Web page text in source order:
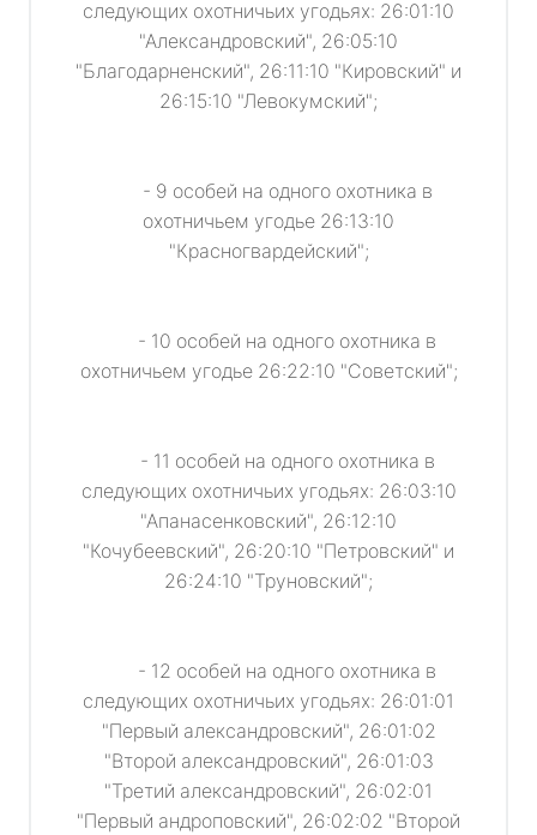
следующих охотничьих угодьях: 26:01:10
"Александровский", 26:05:10
"Благодарненский", 26:11:10 "Кировский" и
26:15:10 "Левокумский";
- 9 особей на одного охотника в
охотничьем угодье 26:13:10
"Красногвардейский";
- 10 особей на одного охотника в
охотничьем угодье 26:22:10 "Советский";
- 11 особей на одного охотника в
следующих охотничьих угодьях: 26:03:10
"Апанасенковский", 26:12:10
"Кочубеевский", 26:20:10 "Петровский" и
26:24:10 "Труновский";
- 12 особей на одного охотника в
следующих охотничьих угодьях: 26:01:01
"Первый александровский", 26:01:02
"Второй александровский", 26:01:03
"Третий александровский", 26:02:01
"Первый андроповский", 26:02:02 "Второй